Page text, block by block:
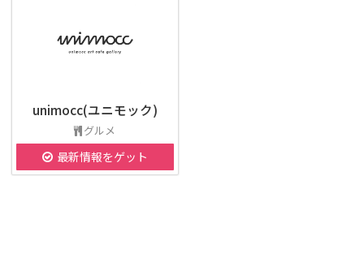
unimocc(ユニモック)
グルメ
最新情報をゲット